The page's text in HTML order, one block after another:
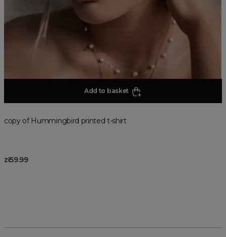
Add to basket
copy of Hummingbird printed t-shirt
zł59.99